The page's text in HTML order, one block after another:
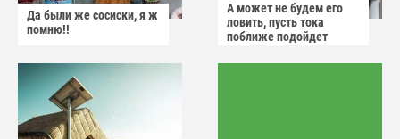
Да были же сосиски, я ж
помню!!
А может не будем его
ловить, пусть тока
поближе подойдет